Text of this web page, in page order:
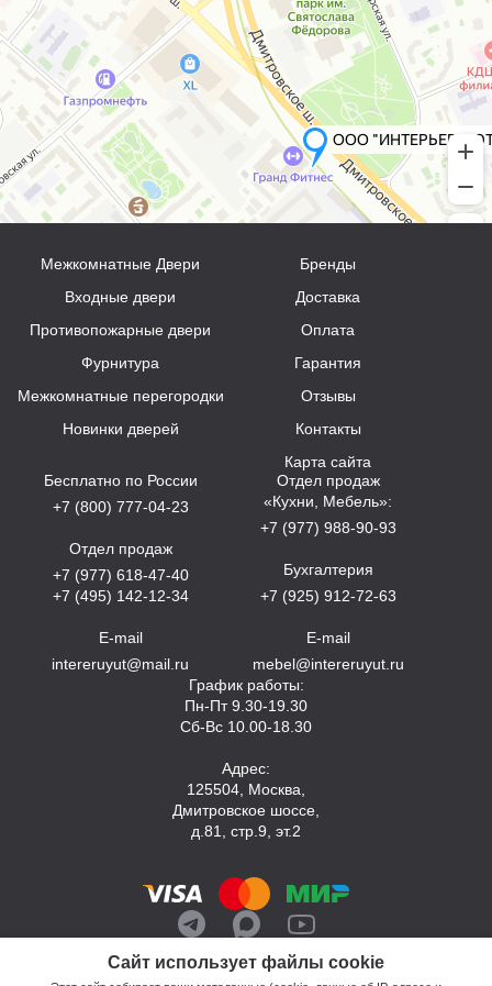
Сайт использует файлы cookie
Межкомнатные Двери
Входные двери
Противопожарные двери
Фурнитура
Межкомнатные перегородки
Новинки дверей
Бренды
Доставка
Оплата
Гарантия
Отзывы
Контакты
Карта сайта
Бесплатно по России
+7 (800) 777-04-23
Отдел продаж
+7 (977) 618-47-40
+7 (495) 142-12-34
E-mail
intereruyut@mail.ru
Отдел продаж
«Кухни, Мебель»:
+7 (977) 988-90-93
Бухгалтерия
+7 (925) 912-72-63
E-mail
mebel@intereruyut.ru
График работы:
Пн-Пт 9.30-19.30
Сб-Вс 10.00-18.30
Адрес:
125504, Москва,
Дмитровское шоссе,
д.81, стр.9, эт.2